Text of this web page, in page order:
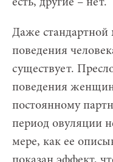
Даже стандартной
поведения
существует.
поведения
постоянному
период овуляции
мере, как ее